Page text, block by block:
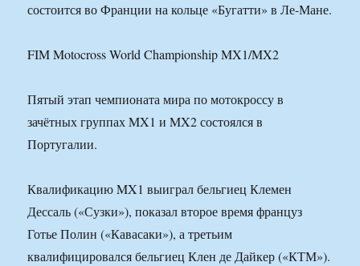
состоится во Франции на кольце «Бугатти» в Ле-Мане.
FIM Motocross World Championship MX1/MX2
Пятый этап чемпионата мира по мотокроссу в
зачётных группах MX1 и MX2 состоялся в
Португалии.
Квалификацию MX1 выиграл бельгиец Клемен
Дессаль («Сузки»), показал второе время француз
Готье Полин («Кавасаки»), а третьим
квалифицировался бельгиец Клен де Дайкер («КТМ»).